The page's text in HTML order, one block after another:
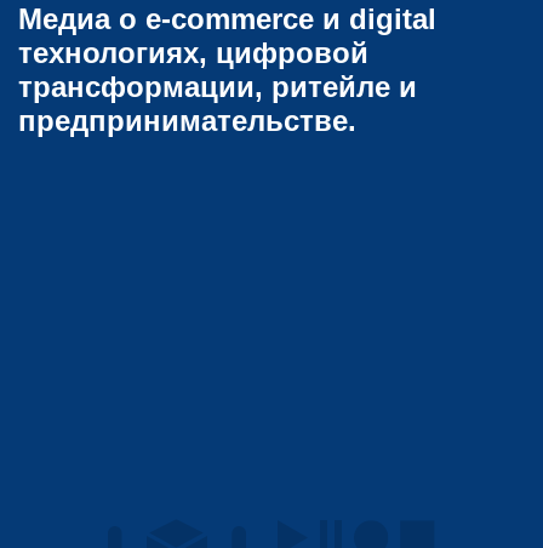
Медиа о e-commerce и digital
технологиях, цифровой
трансформации, ритейле и
предпринимательстве.